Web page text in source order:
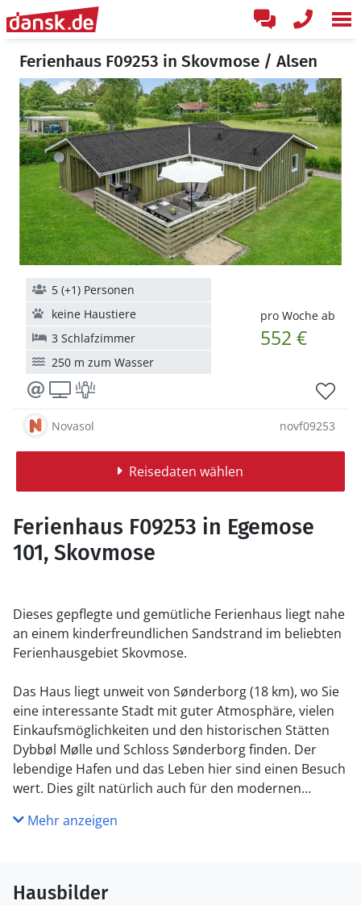
Ferienhaus F09253 in Skovmose / Alsen
pro Woche ab
552 €
5 (+1) Personen
keine Haustiere
3 Schlafzimmer
250 m zum Wasser
Novasol novf09253
Reisedaten wählen
Ferienhaus F09253 in Egemose
101, Skovmose
Dieses gepflegte und gemütliche Ferienhaus liegt nahe
an einem kinderfreundlichen Sandstrand im beliebten
Ferienhausgebiet Skovmose.
Das Haus liegt unweit von Sønderborg (18 km), wo Sie
eine interessante Stadt mit guter Atmosphäre, vielen
Einkaufsmöglichkeiten und den historischen Stätten
Dybbøl Mølle und Schloss Sønderborg finden. Der
lebendige Hafen und das Leben hier sind einen Besuch
wert. Dies gilt natürlich auch für den modernen
Technik und Physik entführt werden.
Mehr anzeigen
Hausbilder